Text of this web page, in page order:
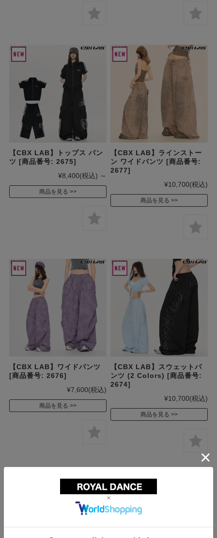
【CBX LAB】トップス パン
ツ [商品番号: 2675]
¥8,400(税込) ～
商品を見る
【CBX LAB】ラインストー
ン ワイドパンツ [商品番号:
2677]
¥10,700(税込)
商品を見る
【CBX LAB】ワイドパンツ
[商品番号: 2676]
¥7,600(税込)
商品を見る
【CBX LAB】スウェットパ
ンツ (2 Colors) [商品番号:
2674]
¥10,700(税込)
商品を見る